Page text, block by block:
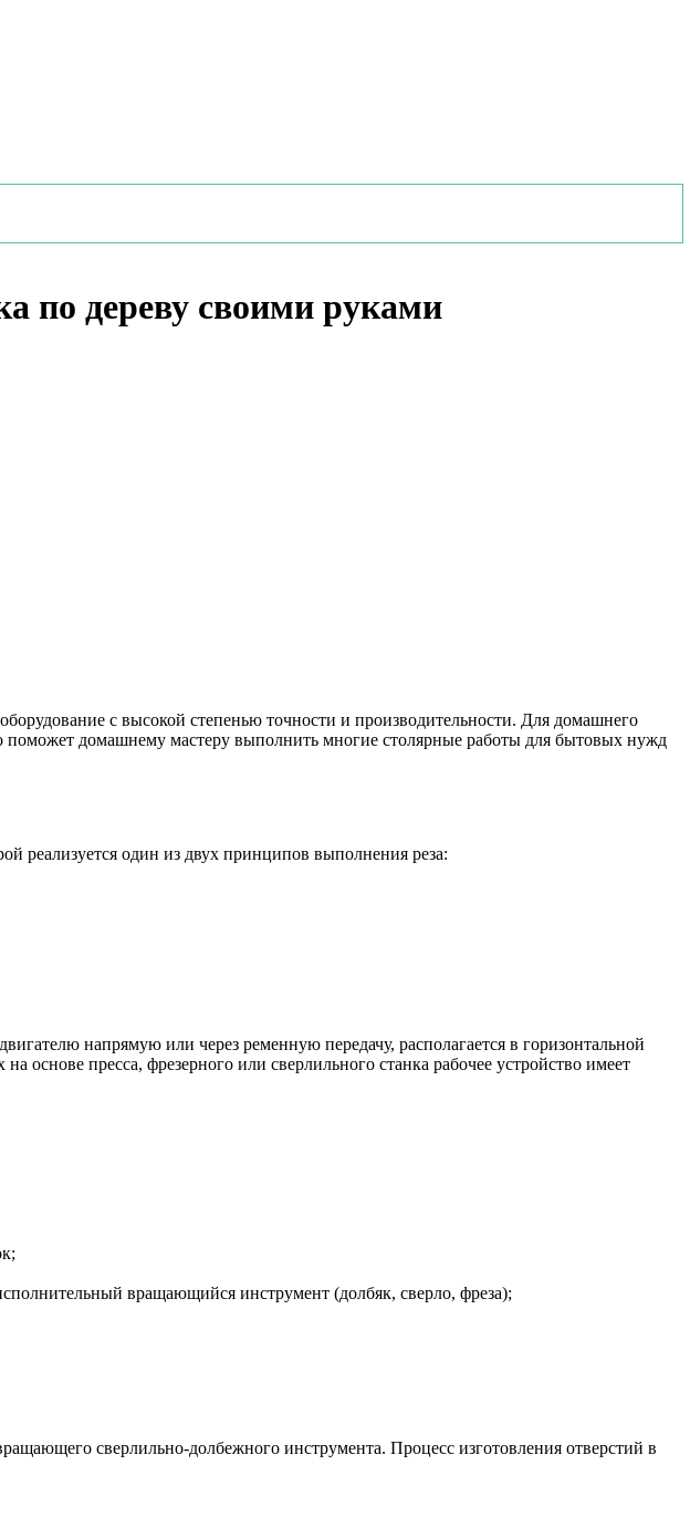
по дереву своими руками
с высокой степенью точности и производительности. Для домашнего
поможет домашнему мастеру выполнить многие столярные работы для бытовых нужд
реализуется один из двух принципов выполнения реза:
напрямую или через ременную передачу, располагается в горизонтальной
основе пресса, фрезерного или сверлильного станка рабочее устройство имеет
вращающийся инструмент (долбяк, сверло, фреза);
сверлильно-долбежного инструмента. Процесс изготовления отверстий в